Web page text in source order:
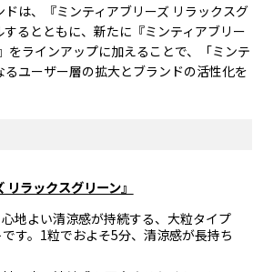
は、『ミンティアブリーズ リラックスグ
するとともに、新たに『ミンティアブリー
をラインアップに加えることで、「ミンテ
るユーザー層の拡大とブランドの活性化を
ラックスグリーン』
地よい清涼感が持続する、大粒タイプ
す。1粒でおよそ5分、清涼感が長持ち